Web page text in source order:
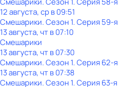
12 августа, ср в 09:51
Смешарики. Сезон 1. Серия 59-я
13 августа, чт в 07:10
Смешарики
13 августа, чт в 07:30
Смешарики. Сезон 1. Серия 62-я
13 августа, чт в 07:38
Смешарики. Сезон 1. Серия 63-я